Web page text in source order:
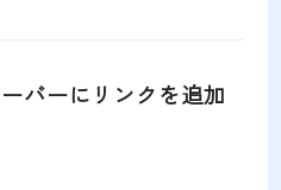
バーにリンクを追加